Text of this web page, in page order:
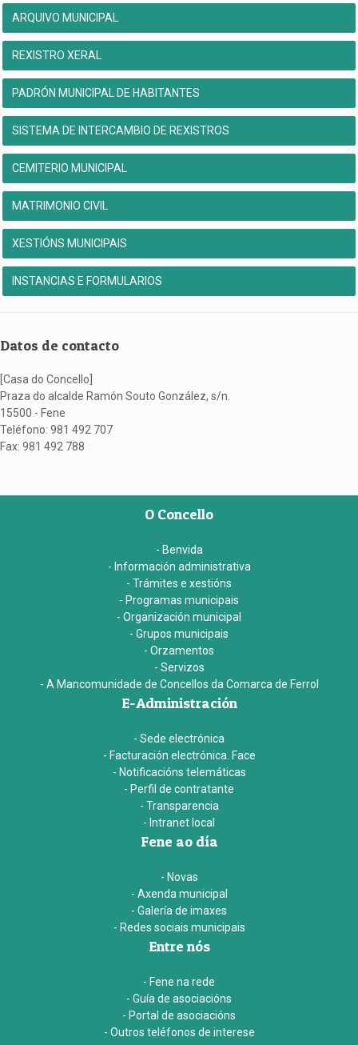
ARQUIVO MUNICIPAL
REXISTRO XERAL
PADRÓN MUNICIPAL DE HABITANTES
SISTEMA DE INTERCAMBIO DE REXISTROS
CEMITERIO MUNICIPAL
MATRIMONIO CIVIL
XESTIÓNS MUNICIPAIS
INSTANCIAS E FORMULARIOS
Datos de contacto
[Casa do Concello]
Praza do alcalde Ramón Souto González, s/n.
15500 - Fene
Teléfono: 981 492 707
Fax: 981 492 788
O Concello
- Benvida
- Información administrativa
- Trámites e xestións
- Programas municipais
- Organización municipal
- Grupos municipais
- Orzamentos
- Servizos
- A Mancomunidade de Concellos da Comarca de Ferrol
E-Administración
- Sede electrónica
- Facturación electrónica. Face
- Notificacións telemáticas
- Perfil de contratante
- Transparencia
- Intranet local
Fene ao día
- Novas
- Axenda municipal
- Galería de imaxes
- Redes sociais municipais
Entre nós
- Fene na rede
- Guía de asociacións
- Portal de asociacións
- Outros teléfonos de interese